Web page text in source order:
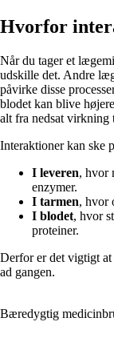
Hvorfor
Når du tager et
udskille det. Andre
påvirke disse
blodet kan blive
alt fra nedsat
Interaktioner kan ske
I leveren, hvor
enzymer.
I tarmen, hvor
I blodet, hvor
proteiner.
Derfor er det vigtigt
ad gangen.
Bæredygtig